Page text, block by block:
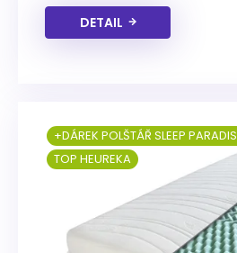
DETAIL
+DÁREK POLŠTÁŘ SLEEP
TOP HEUREKA